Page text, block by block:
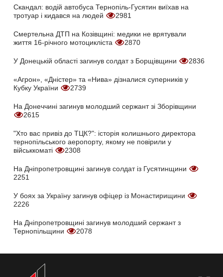
Скандал: водій автобуса Тернопіль-Гусятин виїхав на
тротуар і кидався на людей
2981
Смертельна ДТП на Козівщині: медики не врятували
життя 16-річного мотоцикліста
2870
У Донецькій області загинув солдат з Борщівщини 2836
«Агрон», «Дністер» та «Нива» дізналися суперників у
Кубку України
2739
На Донеччині загинув молодший сержант зі Зборівщини
2615
"Хто вас привіз до ТЦК?": історія колишнього директора
тернопільського аеропорту, якому не повірили у
військкоматі
2308
На Дніпропетровщині загинув солдат із Гусятинщини
2251
У боях за Україну загинув офіцер із Монастирищини
2226
На Дніпропетровщині загинув молодший сержант з
Тернопільщини
2078